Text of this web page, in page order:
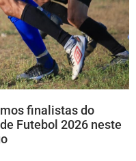
finalistas do
Futebol 2026 neste